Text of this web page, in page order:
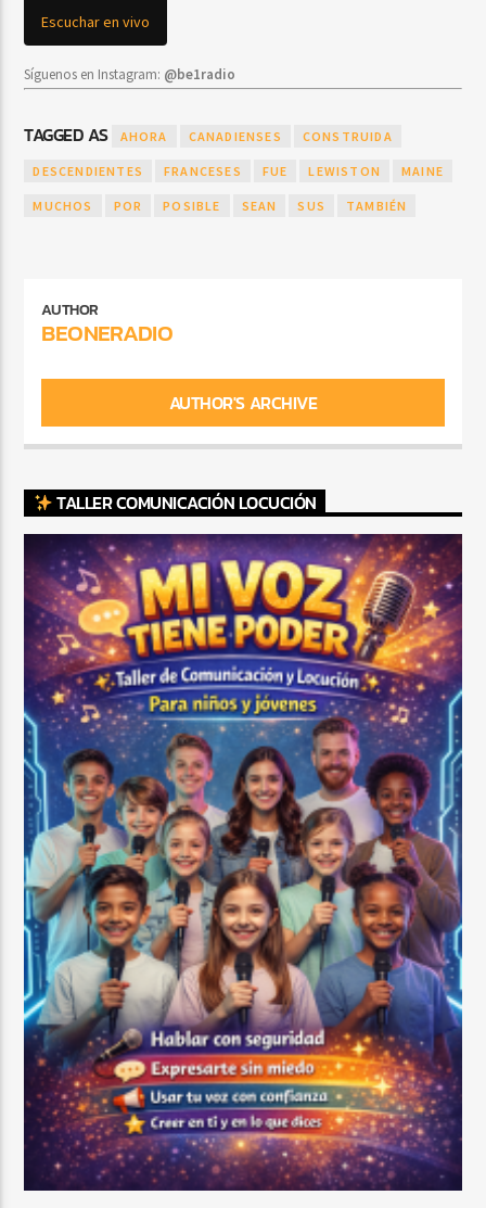
Escuchar en vivo
Síguenos en Instagram: @be1radio
TAGGED AS AHORA CANADIENSES CONSTRUIDA
DESCENDIENTES FRANCESES FUE LEWISTON MAINE
MUCHOS POR POSIBLE SEAN SUS TAMBIÉN
AUTHOR
BEONERADIO
AUTHOR'S ARCHIVE
TALLER COMUNICACIÓN LOCUCIÓN